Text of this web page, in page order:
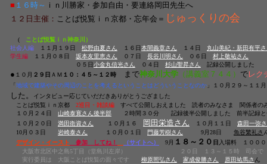
■ １６時～ ｉｎ川勝家・参加自由・要連絡岡田先生へ
１２日主催： ことば悦覧ｉｎ京都・忘年会＝ じゅっくりの会
( ことば悦覧ｉｎ神奈川）
社会人編
１１月１９日 松野由夏さん １６日 本間義章さん １４日 丸山美紀・新田有平
学生編 １１月０８日 坂本友里恵さん ０７日 長谷川明さん ０６日 村上敬祐さん
０５日 小金丸信光さん ０４日 杉山聖昇さん 記録公開しました
● １０月 ２９日 ＡＭ １０：４５～１２時 まで神奈川大学 （講義室７４４） でレク
「地域で建築やその周辺のことを考えるということはどういうことなのか 」１０月２９～１１
した。
インタビュー応じていだだきありがとうござました
ことば悦覧ｉｎ京都 2巡目・雑談編 すべて公開しおえました 読者のみなさま 関係者の
１０月２４日 山崎泰寛さん後半部 ２時間３０分 記録後半公開しました 前半記録と合
１０月２０日 満田衛資さん １０月１６ 岡田栄造さん １０月１１日 森田一弥
10月０３日 岩崎泰さ ん １０月０１日 門藤芳樹さん 9月28日 魚谷繁礼さ
デザイン・イースト
参加 してね！ （サイトへ） 9月 １８～２０ 日 入場料 １００
大阪市北区中之島5丁目（堂島川左岸）
２０日 １３～１５時 司会で
実行委員は 大阪ことば悦覧の面々です
柳原照弘さん 家成俊勝さん 原田祐馬さ